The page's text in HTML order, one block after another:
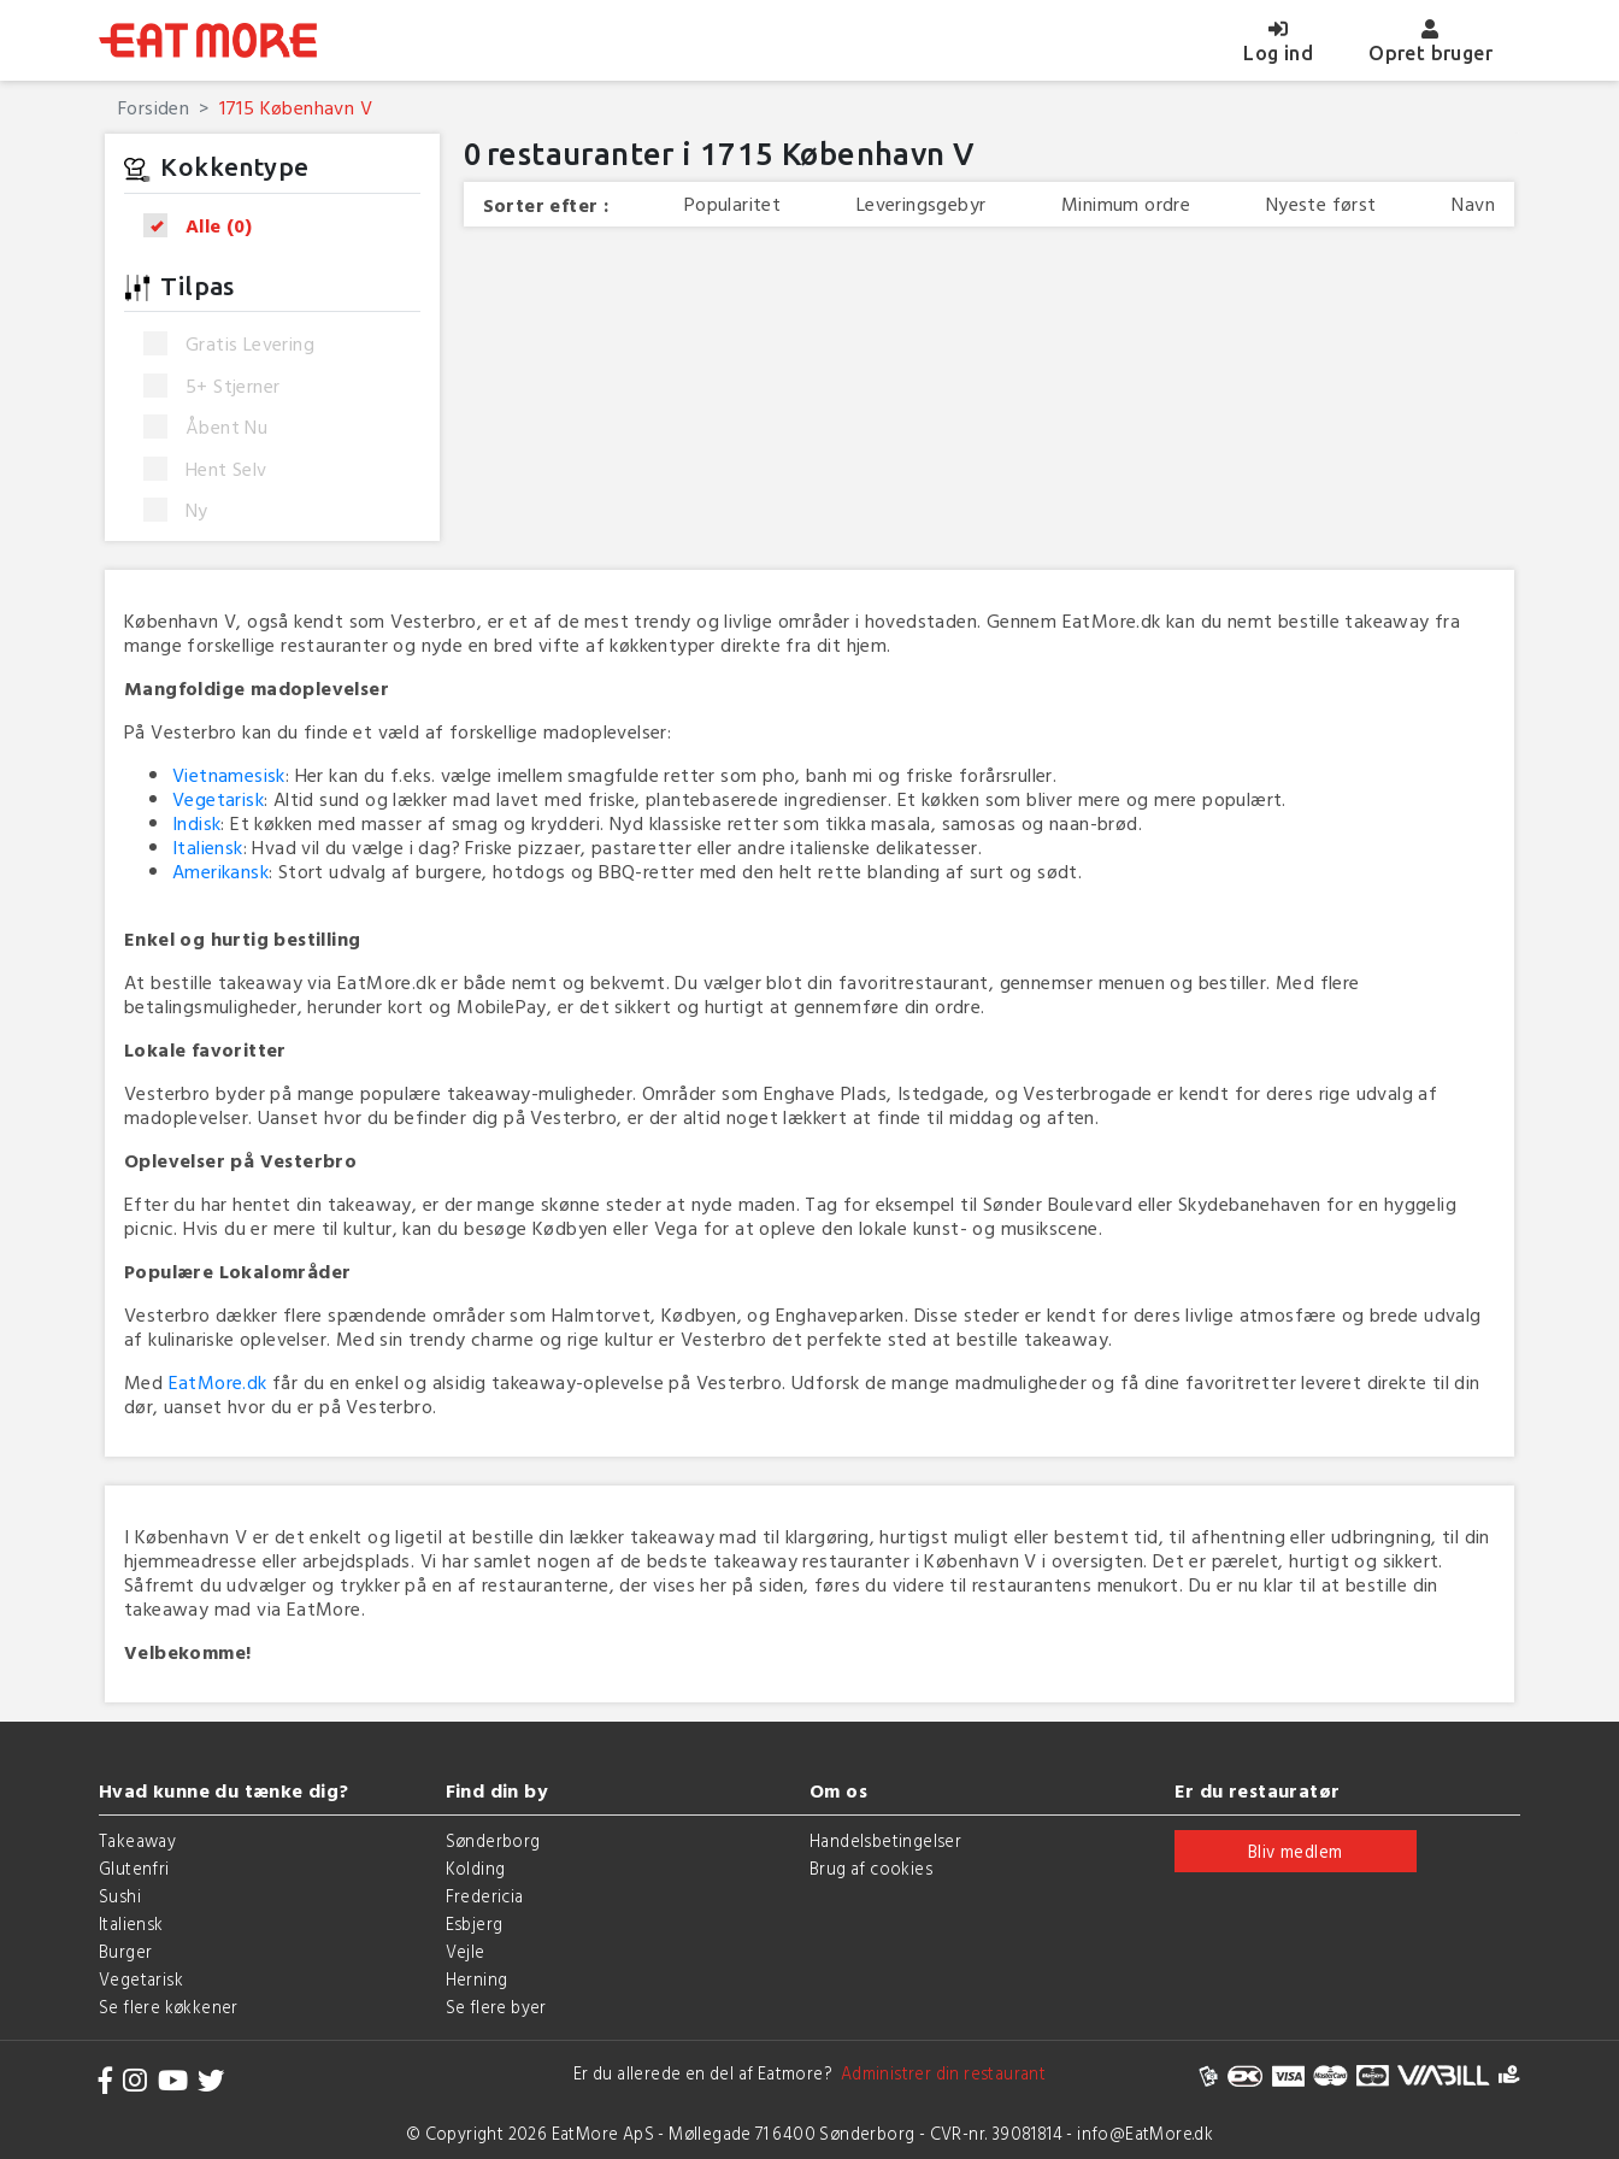
Log ind (current)Opret bruger
Forsiden 1715 København V
Kokkentype
Alle (0)
Tilpas
Gratis Levering
5+ Stjerner
Åbent Nu
Hent Selv
Ny
0 restauranter i 1715 København V
Sorter efter : Popularitet Leveringsgebyr Minimum ordre Nyeste først Navn
København V, også kendt som Vesterbro, er et af de mest trendy og livlige områder i hovedstaden. Gennem EatMore.dk kan du nemt bestille takeaway fra
mange forskellige restauranter og nyde en bred vifte af køkkentyper direkte fra dit hjem.
Mangfoldige madoplevelser
På Vesterbro kan du finde et væld af forskellige madoplevelser:
Vietnamesisk: Her kan du f.eks. vælge imellem smagfulde retter som pho, banh mi og friske forårsruller.
Vegetarisk: Altid sund og lækker mad lavet med friske, plantebaserede ingredienser. Et køkken som bliver mere og mere populært.
Indisk: Et køkken med masser af smag og krydderi. Nyd klassiske retter som tikka masala, samosas og naan-brød.
Italiensk: Hvad vil du vælge i dag? Friske pizzaer, pastaretter eller andre italienske delikatesser.
Amerikansk: Stort udvalg af burgere, hotdogs og BBQ-retter med den helt rette blanding af surt og sødt.
Enkel og hurtig bestilling
At bestille takeaway via EatMore.dk er både nemt og bekvemt. Du vælger blot din favoritrestaurant, gennemser menuen og bestiller. Med flere
betalingsmuligheder, herunder kort og MobilePay, er det sikkert og hurtigt at gennemføre din ordre.
Lokale favoritter
Vesterbro byder på mange populære takeaway-muligheder. Områder som Enghave Plads, Istedgade, og Vesterbrogade er kendt for deres rige udvalg af
madoplevelser. Uanset hvor du befinder dig på Vesterbro, er der altid noget lækkert at finde til middag og aften.
Oplevelser på Vesterbro
Efter du har hentet din takeaway, er der mange skønne steder at nyde maden. Tag for eksempel til Sønder Boulevard eller Skydebanehaven for en hyggelig
picnic. Hvis du er mere til kultur, kan du besøge Kødbyen eller Vega for at opleve den lokale kunst- og musikscene.
Populære Lokalområder
Vesterbro dækker flere spændende områder som Halmtorvet, Kødbyen, og Enghaveparken. Disse steder er kendt for deres livlige atmosfære og brede udvalg
af kulinariske oplevelser. Med sin trendy charme og rige kultur er Vesterbro det perfekte sted at bestille takeaway.
Med EatMore.dk får du en enkel og alsidig takeaway-oplevelse på Vesterbro. Udforsk de mange madmuligheder og få dine favoritretter leveret direkte til din
dør, uanset hvor du er på Vesterbro.
I København V er det enkelt og ligetil at bestille din lækker takeaway mad til klargøring, hurtigst muligt eller bestemt tid, til afhentning eller udbringning, til din
hjemmeadresse eller arbejdsplads. Vi har samlet nogen af de bedste takeaway restauranter i København V i oversigten. Det er pærelet, hurtigt og sikkert.
Såfremt du udvælger og trykker på en af restauranterne, der vises her på siden, føres du videre til restaurantens menukort. Du er nu klar til at bestille din
takeaway mad via EatMore.
Velbekomme!
Hvad kunne du tænke dig?
Takeaway
Glutenfri
Sushi
Italiensk
Burger
Vegetarisk
Se flere køkkener
Find din by
Sønderborg
Kolding
Fredericia
Esbjerg
Vejle
Herning
Se flere byer
Om os
Handelsbetingelser
Brug af cookies
Er du restauratør
Bliv medlem
Er du allerede en del af Eatmore? Administrer din restaurant
© Copyright 2026 EatMore ApS - Møllegade 71 6400 Sønderborg - CVR-nr. 39081814 - info@EatMore.dk